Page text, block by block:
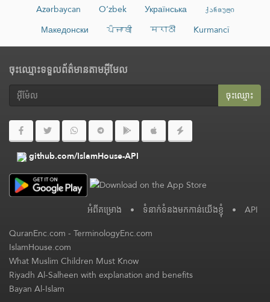
Azərbaycan
O‘zbek Українська
ქართული
Македонски
ਪੰਜਾਬੀ मराठी Kurmancî
ចុះឈ្មោះទទួលព័ត៌មានតាមអ៊ីមែល
ចុះ​ឈ្មោះ
github.com/IslamHouse-API
អំពី​គម្រោង • ទំនាក់ទំនងមកកាន់យើងខ្ញុំ • API
QuranEnc.com-TerminologyEnc.com
IslamHouse.com
What Muslim Children Must Know
Riyadh Al-Salheen with explanation and benefits
Bayan Al-Islam